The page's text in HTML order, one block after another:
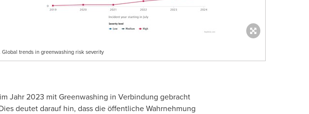
trends in greenwashing risk severity
Jahr 2023 mit Greenwashing in Verbindung gebracht
deutet darauf hin, dass die öffentliche Wahrnehmung